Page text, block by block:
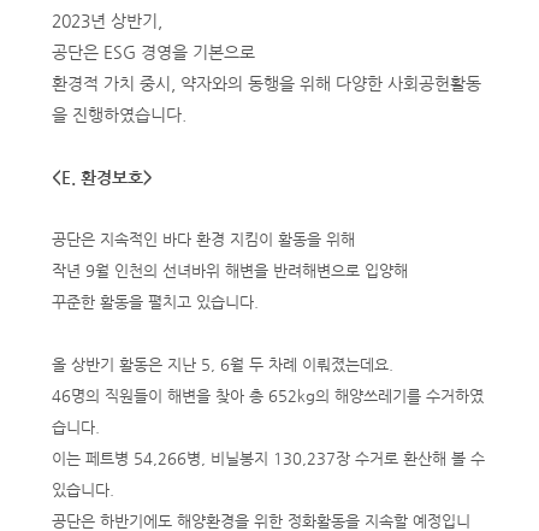
2023년 상반기,
공단은 ESG 경영을 기본으로
환경적 가치 중시, 약자와의 동행을 위해 다양한 사회공헌활동
을 진행하였습니다.
<E. 환경보호>
공단은 지속적인 바다 환경 지킴이 활동을 위해
작년 9월 인천의 선녀바위 해변을 반려해변으로 입양해
꾸준한 활동을 펼치고 있습니다.
올 상반기 활동은 지난 5, 6월 두 차례 이뤄졌는데요.
46명의 직원들이 해변을 찾아 총 652kg의 해양쓰레기를 수거하였
습니다.
이는 페트병 54,266병, 비닐봉지 130,237장 수거로 환산해 볼 수
있습니다.
공단은 하반기에도 해양환경을 위한 정화활동을 지속할 예정입니